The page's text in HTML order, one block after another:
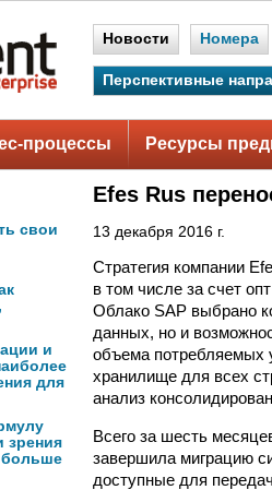
Новости Номера
Перспективные
процессы Ресурсы
свои
и
для
зрения
больше
Efes Rus
13 декабря 2016 г.
Стратегия компании
в том числе за счет
Облако SAP выбрано
данных, но и
объема потребляемых
хранилище для всех
анализ
Всего за шесть
завершила миграцию
доступные для